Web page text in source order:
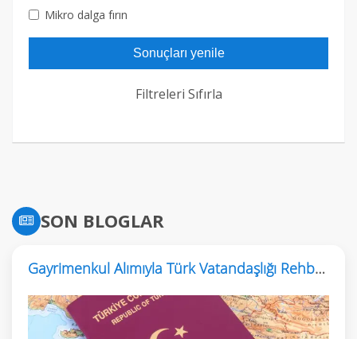
Mikro dalga fırın
Sonuçları yenile
Filtreleri Sıfırla
SON BLOGLAR
Gayrimenkul Alımıyla Türk Vatandaşlığı Rehberi